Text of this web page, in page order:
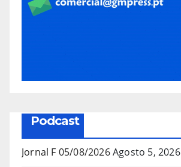
Podcast
Jornal F 05/08/2026Agosto 5, 2026